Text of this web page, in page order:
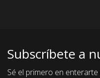
Subscríbete a
Sé el primero en